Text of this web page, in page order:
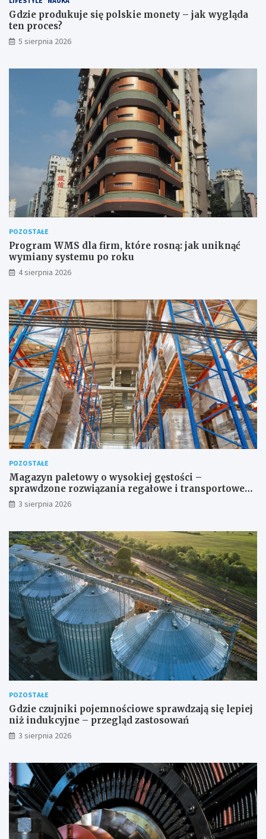
Gdzie produkuje się polskie monety – jak wygląda
ten proces?
5 sierpnia 2026
POZOSTAŁE
Program WMS dla firm, które rosną: jak uniknąć
wymiany systemu po roku
4 sierpnia 2026
POZOSTAŁE
Magazyn paletowy o wysokiej gęstości –
sprawdzone rozwiązania regałowe i transportowe
dla wymagających przestrzeni
3 sierpnia 2026
POZOSTAŁE
Gdzie czujniki pojemnościowe sprawdzają się lepiej
niż indukcyjne – przegląd zastosowań
3 sierpnia 2026